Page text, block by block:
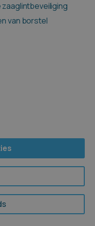
van borstel